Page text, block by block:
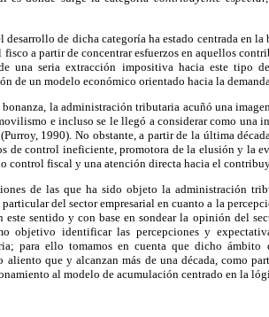
desarrollo de dicha categoría ha estado centrada en
fisco a partir de concentrar esfuerzos en aquellos
una seria extracción impositiva hacia este tipo
de un modelo económico orientado hacia la demanda.
bonanza, la administración tributaria acuñó una
e incluso se le llegó a considerar como una
1990). No obstante, a partir de la última
de control ineficiente, promotora de la elusión y la
control fiscal y una atención directa hacia el
de las que ha sido objeto la administración
del sector empresarial en cuanto a la
este sentido y con base en sondear la opinión del
objetivo identificar las percepciones y
para ello tomamos en cuenta que dicho
que y alcanzan más de una década, como
al modelo de acumulación centrado en la